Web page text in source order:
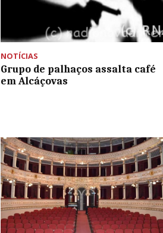
NOTÍCIAS
Grupo de palhaços assalta café
em Alcáçovas